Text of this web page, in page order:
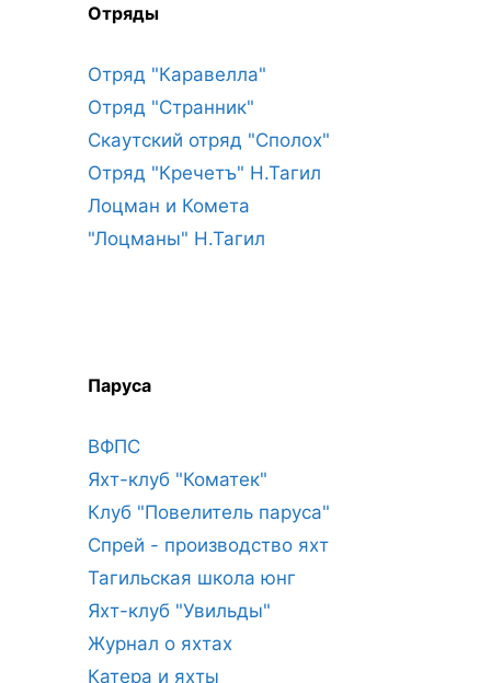
Отряды
Отряд "Каравелла"
Отряд "Странник"
Скаутский отряд "Сполох"
Отряд "Кречетъ" Н.Тагил
Лоцман и Комета
"Лоцманы" Н.Тагил
Паруса
ВФПС
Яхт-клуб "Коматек"
Клуб "Повелитель паруса"
Спрей - производство яхт
Тагильская школа юнг
Яхт-клуб "Увильды"
Журнал о яхтах
Катера и яхты